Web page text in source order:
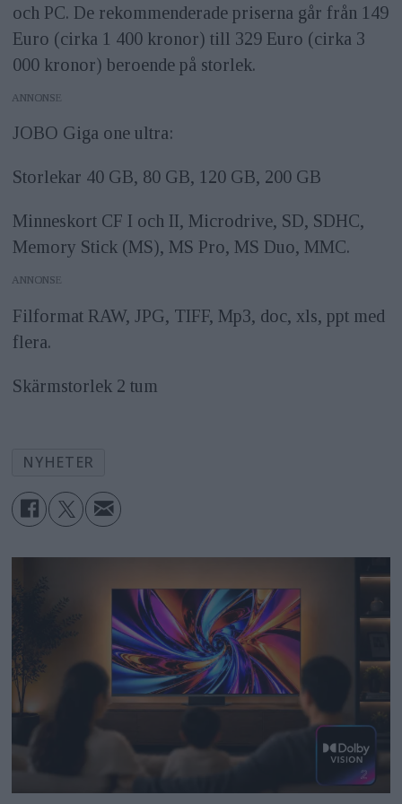
och PC. De rekommenderade priserna går från 149
Euro (cirka 1 400 kronor) till 329 Euro (cirka 3
000 kronor) beroende på storlek.
ANNONS
JOBO Giga one ultra:
Storlekar 40 GB, 80 GB, 120 GB, 200 GB
Minneskort CF I och II, Microdrive, SD, SDHC,
Memory Stick (MS), MS Pro, MS Duo, MMC.
ANNONS
Filformat RAW, JPG, TIFF, Mp3, doc, xls, ppt med
flera.
Skärmstorlek 2 tum
NYHETER